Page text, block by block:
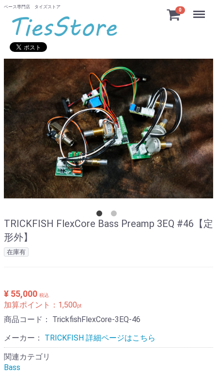
ベース専門店 タイズストア
0 Menu
TRICKFISH FlexCore Bass Preamp 3EQ #46【定
形外】
在庫有
¥ 55,000 税込
加算ポイント： 1,500pt
商品コード： TrickfishFlexCore-3EQ-46
メーカー： TRICKFISH 詳細ページはこちら
関連カテゴリ
Bass